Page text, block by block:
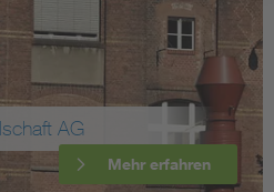
AG
Mehr erfahren